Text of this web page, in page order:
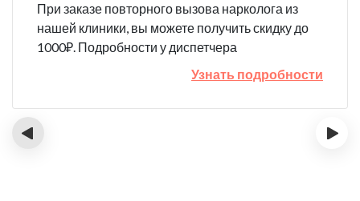
При заказе повторного вызова нарколога из
нашей клиники, вы можете получить скидку до
1000₽. Подробности у диспетчера
Узнать подробности
‹ ›